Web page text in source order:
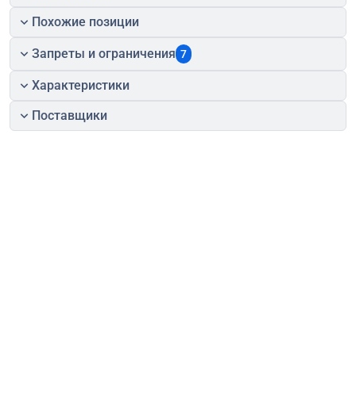
Похожие позиции
Запреты и ограничения 7
Характеристики
Поставщики